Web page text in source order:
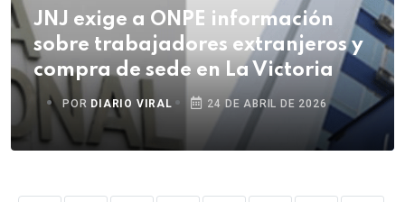
JNJ exige a ONPE información
sobre trabajadores extranjeros y
compra de sede en La Victoria
POR DIARIO VIRAL 24 DE ABRIL DE 2026